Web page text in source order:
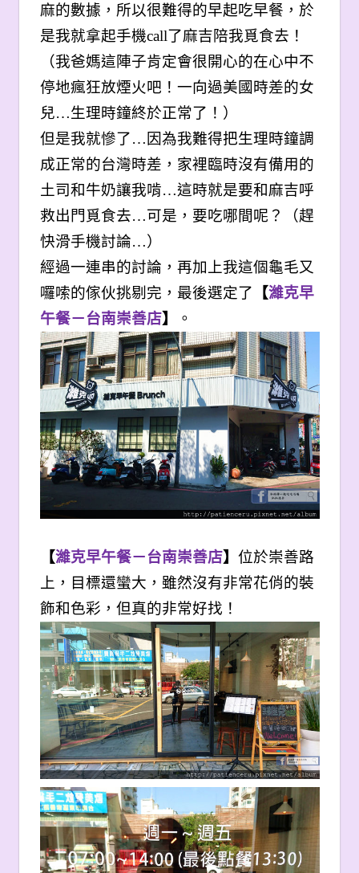
麻的數據，所以很難得的早起吃早餐，於
是我就拿起手機call了麻吉陪我覓食去！
（我爸媽這陣子肯定會很開心的在心中不
停地瘋狂放煙火吧！一向過美國時差的女
兒…生理時鐘終於正常了！）
但是我就慘了…因為我難得把生理時鐘調
成正常的台灣時差，家裡臨時沒有備用的
土司和牛奶讓我啃…這時就是要和麻吉呼
救出門覓食去…可是，要吃哪間呢？（趕
快滑手機討論…）
經過一連串的討論，再加上我這個龜毛又
囉嗦的傢伙挑剔完，最後選定了 【濰克早
午餐－台南崇善店】 。
【濰克早午餐－台南崇善店】 位於崇善路
上，目標還蠻大，雖然沒有非常花俏的裝
飾和色彩，但真的非常好找！